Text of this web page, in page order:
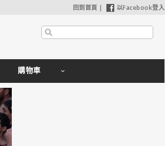
回到首頁 | 以Facebook登入
購物車